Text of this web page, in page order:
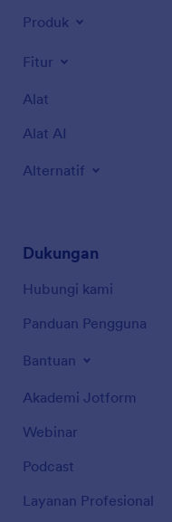
Produk
Fitur
Alat
Alat AI
Alternatif
Dukungan
Hubungi kami
Panduan Pengguna
Bantuan
Akademi Jotform
Webinar
Podcast
Layanan Profesional